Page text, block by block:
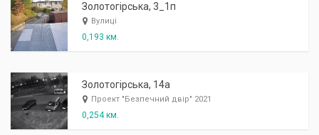
Золотогірська, 3_1п
Вулиці
0,193 км.
Золотогірська, 14а
Проект "Безпечний двір" 2021
0,254 км.